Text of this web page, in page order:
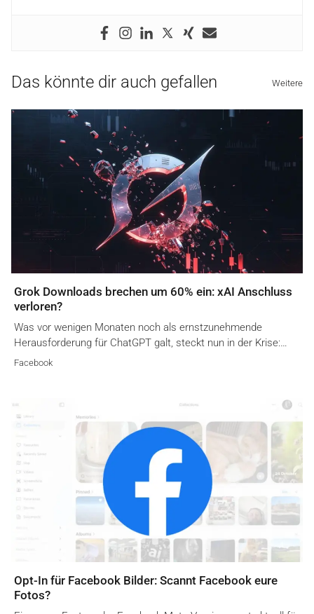
Das könnte dir auch gefallen Weitere
Grok Downloads brechen um 60% ein: xAI Anschluss
verloren?
Was vor wenigen Monaten noch als ernstzunehmende
Herausforderung für ChatGPT galt, steckt nun in der Krise:…
Facebook
Opt-In für Facebook Bilder: Scannt Facebook eure
Fotos?